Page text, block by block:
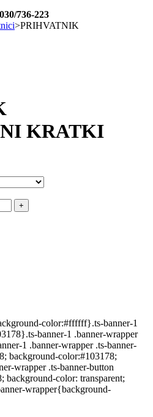
030/736-223
>PRIHVATNIK
KRATKI
color:#ffffff}.ts-banner-1
banner-1 .banner-wrapper
1 .banner-wrapper .ts-banner-
background-color:#103178;
wrapper .ts-banner-button
background-color: transparent;
wrapper{background-